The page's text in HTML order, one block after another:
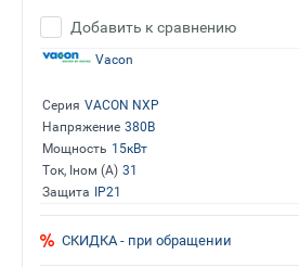
Добавить к сравнению
Vacon
Серия VACON NXP
Напряжение 380В
Мощность 15кВт
Ток, Iном (А) 31
Защита
IP21
СКИДКА - при обращении